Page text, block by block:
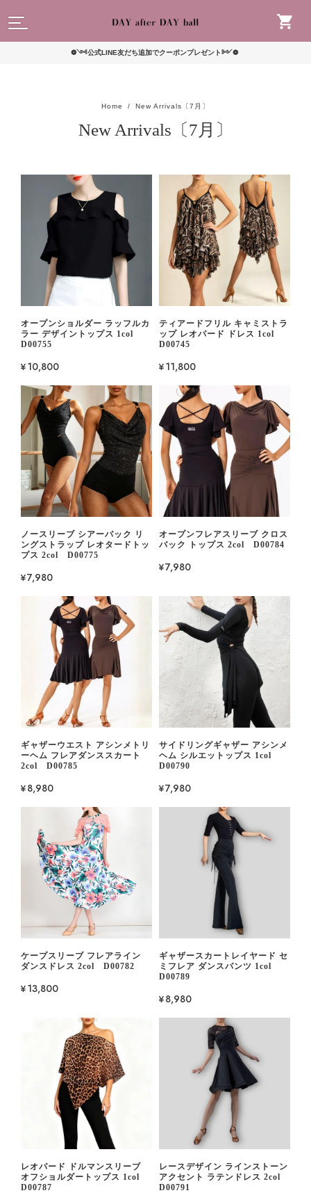
❁༺公式LINE友だち追加でクーポンプレゼント༻❁
Home New Arrivals〔7月〕
New Arrivals〔7月〕
オープンショルダー ラッフルカ
ラー デザイントップス 1col
D00755
¥10,800
ティアードフリル キャミストラ
ップ レオパード ドレス 1col
D00745
¥11,800
ノースリーブ シアーバック リ
ングストラップ レオタードトッ
プス 2col D00775
¥7,980
オープンフレアスリーブ クロス
バック トップス 2col D00784
¥7,980
ギャザーウエスト アシンメトリ
ーヘム フレアダンススカート
2col D00785
¥8,980
サイドリングギャザー アシンメ
ヘム シルエットップス 1col
D00790
¥7,980
ケープスリーブ フレアライン
ダンスドレス 2col D00782
¥13,800
ギャザースカートレイヤード セ
ミフレア ダンスパンツ 1col
D00789
¥8,980
レオパード ドルマンスリーブ
オフショルダートップス 1col
D00787
レースデザイン ラインストーン
アクセント ラテンドレス 2col
D00791